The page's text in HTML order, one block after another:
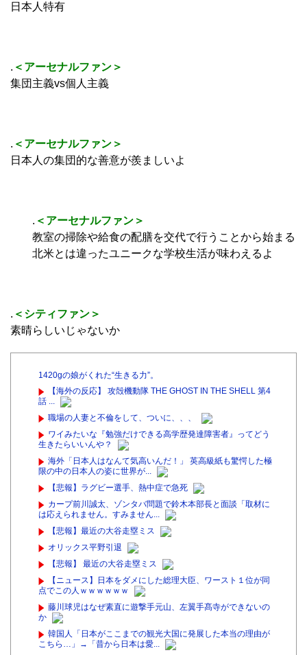
日本人特有
. ＜アーセナルファン＞
集団主義vs個人主義
. ＜アーセナルファン＞
日本人の集団的な善意が羨ましいよ
. ＜アーセナルファン＞
教室の掃除や給食の配膳を交代で行うことから始まる
北米とは違ったユニークな学校生活が味わえるよ
. ＜シティファン＞
素晴らしいじゃないか
1420gの娘がくれた“生きる力”。
【海外の反応】 攻殻機動隊 THE GHOST IN THE SHELL 第4
話 ...
職場の人妻と不倫をして、ついに、、、
ワイみたいな『勉強だけできる高学歴発達障害者』ってどう
生きたらいいんや？
海外「日本人はなんて気高いんだ！」 英高級紙も驚愕した極
限の中の日本人の姿に世界が...
【悲報】ラグビー選手、熱中症で急死
カープ前川誠太、ゾンタバ問題で鈴木本部長と面談「取材に
は応えられません。すみません...
【悲報】最近の大谷走塁ミス
オリックス平野引退
【悲報】 最近の大谷走塁ミス
【ニュース】日本をダメにした総理大臣、ワースト１位が同
点でこの人ｗｗｗｗｗｗ
藤川球児はなぜ素直に遊撃手元山、左翼手髙寺ができないの
か
韓国人「日本がここまでの観光大国に発展した本当の理由が
こちら…」→「昔から日本は愛...